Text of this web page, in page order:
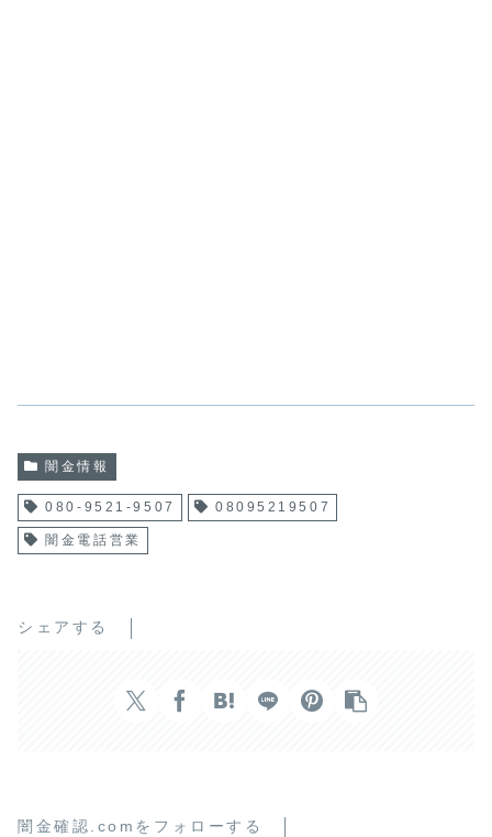
闇金情報
080-9521-9507 08095219507
闇金電話営業
シェアする
闇金確認.comをフォローする